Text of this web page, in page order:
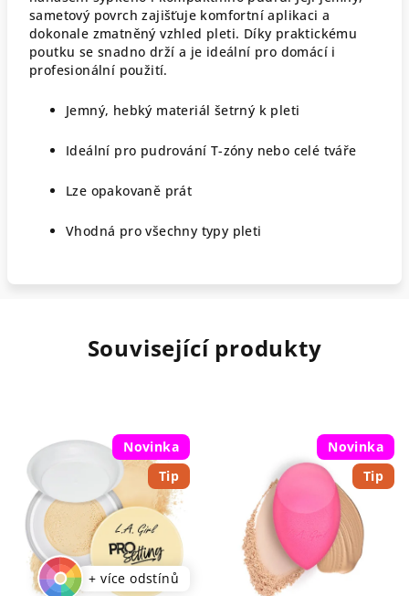
sametový povrch zajišťuje komfortní aplikaci a
dokonale zmatněný vzhled pleti. Díky praktickému
poutku se snadno drží a je ideální pro domácí i
profesionální použití.
Jemný, hebký materiál šetrný k pleti
Ideální pro pudrování T-zóny nebo celé tváře
Lze opakovaně prát
Vhodná pro všechny typy pleti
Související produkty
Novinka
Tip
+ více odstínů
Novinka
Tip